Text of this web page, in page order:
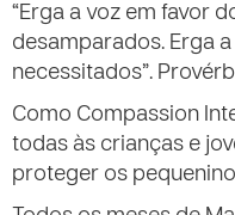
“Erga a voz em favor
desamparados. Erga
necessitados”.
Como Compassion
todas às crianças e
proteger os